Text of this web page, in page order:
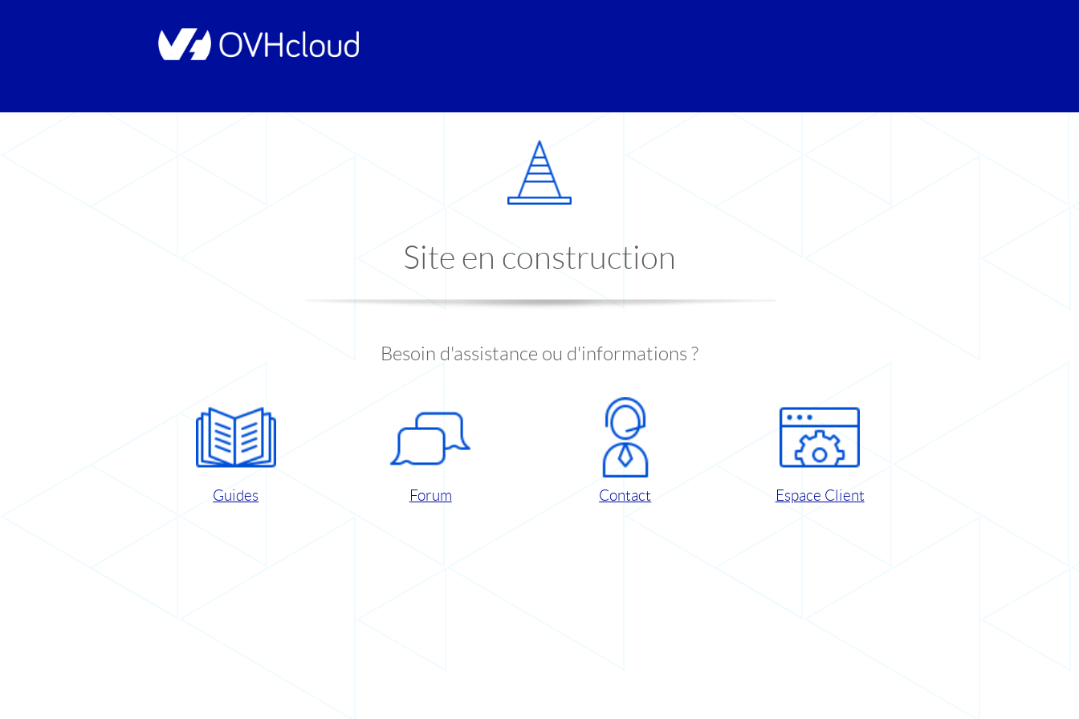
Site en construction
Besoin d'assistance ou d'informations ?
Guides Forum Contact Espace Client